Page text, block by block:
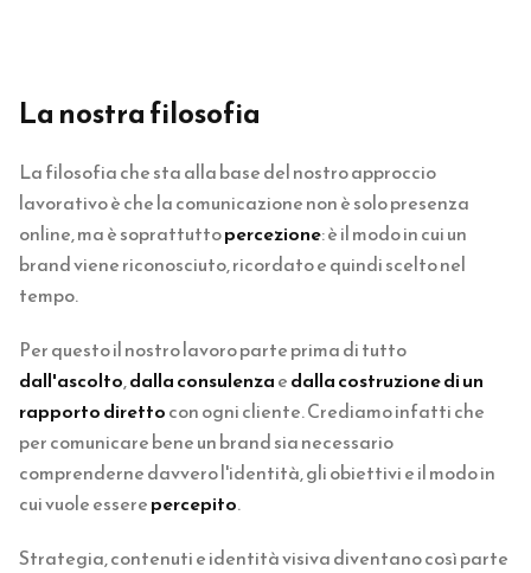
La nostra filosofia
La filosofia che sta alla base del nostro approccio
lavorativo è che la comunicazione non è solo presenza
online, ma è soprattuttopercezione: è il modo in cui un
brand viene riconosciuto, ricordato e quindi scelto nel
tempo.
Per questo il nostro lavoro parte prima di tutto
dall'ascolto,dalla consulenzaedalla costruzione di un
rapporto direttocon ogni cliente. Crediamo infatti che
per comunicare bene un brand sia necessario
comprenderne davvero l'identità, gli obiettivi e il modo in
cui vuole esserepercepito.
Strategia, contenuti e identità visiva diventano così parte